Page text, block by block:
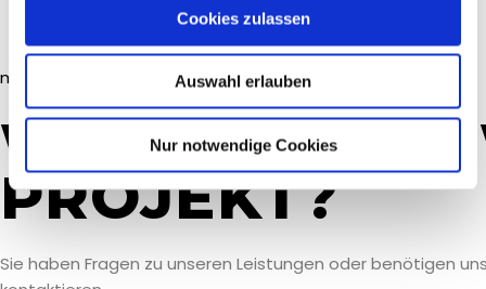
Cookies zulassen
Auswahl erlauben
Nur notwendige Cookies
marianette.schwarz@schreinerei-enslin.de
WANN
PROJEKT?
Sie haben Fragen zu unseren Leistungen oder benötigen